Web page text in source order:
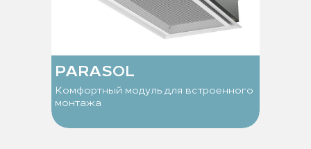
PARASOL
Комфортный модуль для встроенного
монтажа